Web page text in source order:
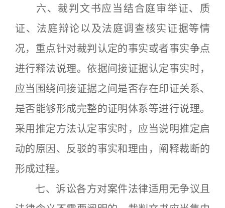
六、裁判文书应当结合庭审举证、质
证、法庭辩论以及法庭调查核实证据等情
况，重点针对裁判认定的事实或者事实争点
进行释法说理。依据间接证据认定事实时，
应当围绕间接证据之间是否存在印证关系、
是否能够形成完整的证明体系等进行说理。
采用推定方法认定事实时，应当说明推定启
动的原因、反驳的事实和理由，阐释裁断的
形成过程。
七、诉讼各方对案件法律适用无争议且